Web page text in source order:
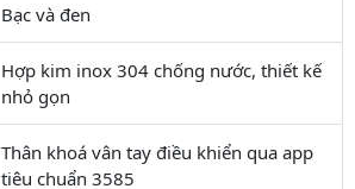
Bạc và đen
Hợp kim inox 304 chống nước, thiết kế
nhỏ gọn
Thân khoá vân tay điều khiển qua app
tiêu chuẩn 3585